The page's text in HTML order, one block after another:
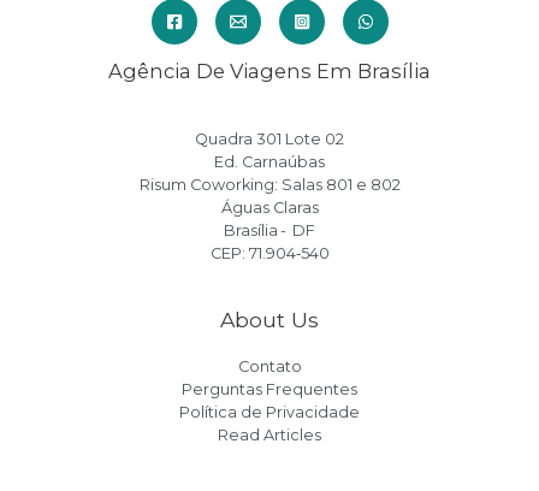
Agência De Viagens Em Brasília
Quadra 301 Lote 02
Ed. Carnaúbas
Risum Coworking: Salas 801 e 802
Águas Claras
Brasília - DF
CEP: 71.904‑540
About Us
Contato
Perguntas Frequentes
Política de Privacidade
Read Articles